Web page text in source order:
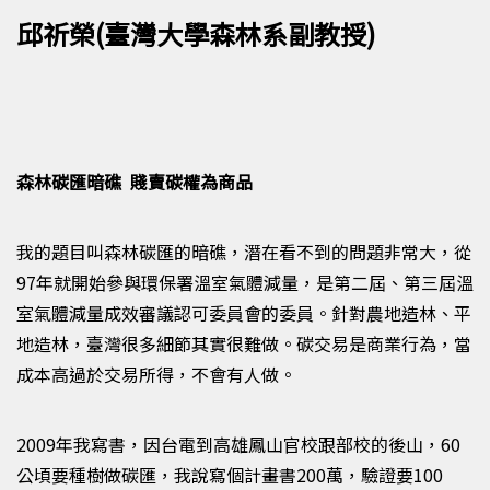
邱祈榮(臺灣大學森林系副教授)
森林碳匯暗礁 賤賣碳權為商品
我的題目叫森林碳匯的暗礁，潛在看不到的問題非常大，從
97年就開始參與環保署溫室氣體減量，是第二屆、第三屆溫
室氣體減量成效審議認可委員會的委員。針對農地造林、平
地造林，臺灣很多細節其實很難做。碳交易是商業行為，當
成本高過於交易所得，不會有人做。
2009年我寫書，因台電到高雄鳳山官校跟部校的後山， 60
公頃要種樹做碳匯，我說寫個計畫書200萬，驗證要100